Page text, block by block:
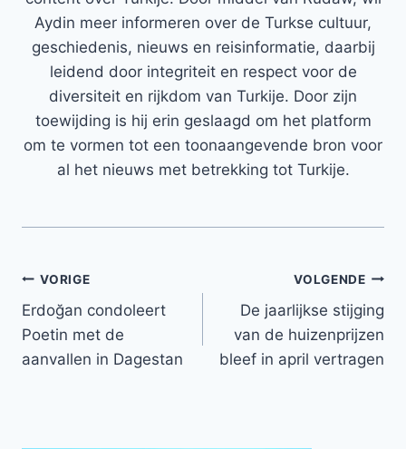
Aydin meer informeren over de Turkse cultuur,
geschiedenis, nieuws en reisinformatie, daarbij
leidend door integriteit en respect voor de
diversiteit en rijkdom van Turkije. Door zijn
toewijding is hij erin geslaagd om het platform
om te vormen tot een toonaangevende bron voor
al het nieuws met betrekking tot Turkije.
Bericht
navigatie
VORIGE
Erdoğan condoleert
Poetin met de
aanvallen in Dagestan
VOLGENDE
De jaarlijkse stijging
van de huizenprijzen
bleef in april vertragen